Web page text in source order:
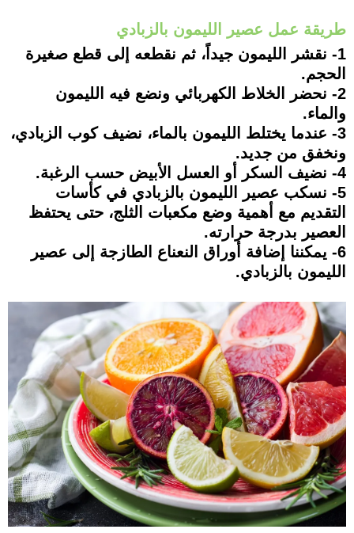
طريقة عمل عصير الليمون بالزبادي
1- نقشر الليمون جيداً، ثم نقطعه إلى قطع صغيرة
الحجم.
2- نحضر الخلاط الكهربائي ونضع فيه الليمون
والماء.
3- عندما يختلط الليمون بالماء، نضيف كوب الزبادي،
ونخفق من جديد.
4- نضيف السكر أو العسل الأبيض حسب الرغبة.
5- نسكب عصير الليمون بالزبادي في كأسات
التقديم مع أهمية وضع مكعبات الثلج، حتى يحتفظ
العصير بدرجة حرارته.
6- يمكننا إضافة أوراق النعناع الطازجة إلى عصير
الليمون بالزبادي.